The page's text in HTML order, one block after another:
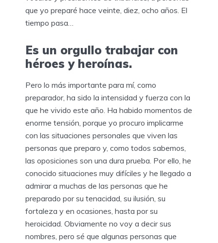
que yo preparé hace veinte, diez, ocho años. El
tiempo pasa…
Es un orgullo trabajar con
héroes y heroínas.
Pero lo más importante para mí, como
preparador, ha sido la intensidad y fuerza con la
que he vivido este año. Ha habido momentos de
enorme tensión, porque yo procuro implicarme
con las situaciones personales que viven las
personas que preparo y, como todos sabemos,
las oposiciones son una dura prueba. Por ello, he
conocido situaciones muy difíciles y he llegado a
admirar a muchas de las personas que he
preparado por su tenacidad, su ilusión, su
fortaleza y en ocasiones, hasta por su
heroicidad. Obviamente no voy a decir sus
nombres, pero sé que algunas personas que